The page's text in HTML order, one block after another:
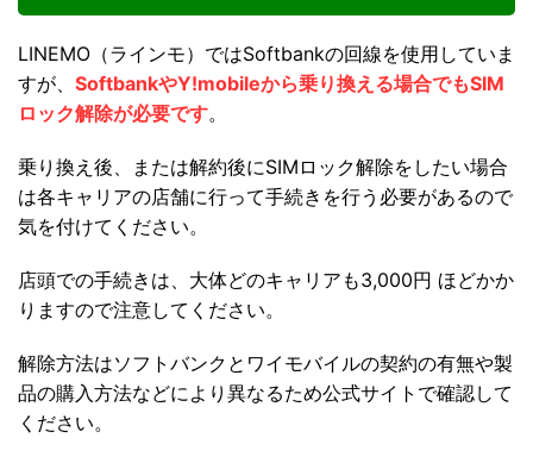
LINEMO（ラインモ）ではSoftbankの回線を使用していま
すが、 SoftbankやY!mobileから乗り換える場合でもSIM
ロック解除が必要です。
乗り換え後、または解約後にSIMロック解除をしたい場合
は各キャリアの店舗に行って手続きを行う必要があるので
気を付けてください。
店頭での手続きは、大体どのキャリアも3,000円 ほどかか
りますので注意してください。
解除方法はソフトバンクとワイモバイルの契約の有無や製
品の購入方法などにより異なるため公式サイトで確認して
ください。